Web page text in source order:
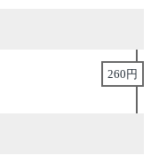
260円